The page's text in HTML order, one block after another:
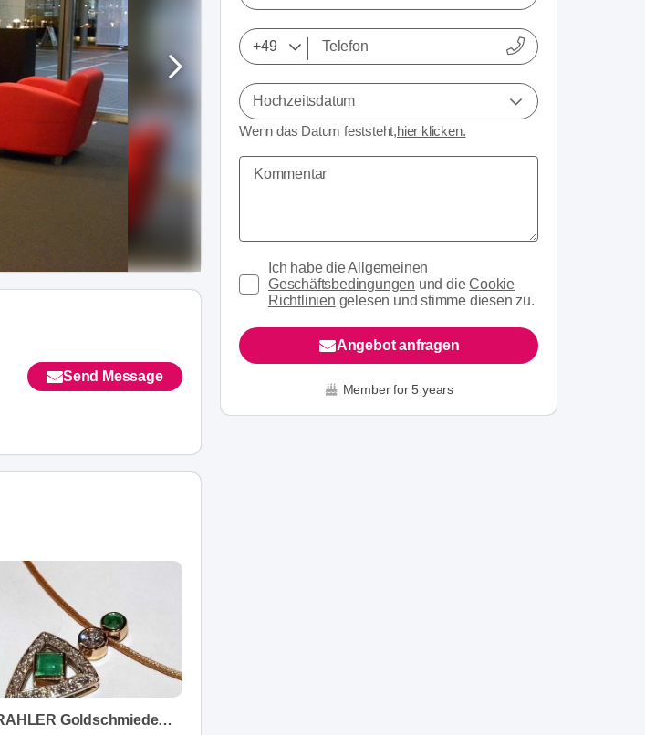
Send Message
STRAHLER Goldschmiedemeister
Hochzeitsdatum
Wenn das Datum feststeht,hier klicken.
Ich habe dieAllgemeinen
Geschäftsbedingungen und dieCookie
Richtlinien gelesen und stimme diesen zu.
Angebot anfragen
Member for 5 years